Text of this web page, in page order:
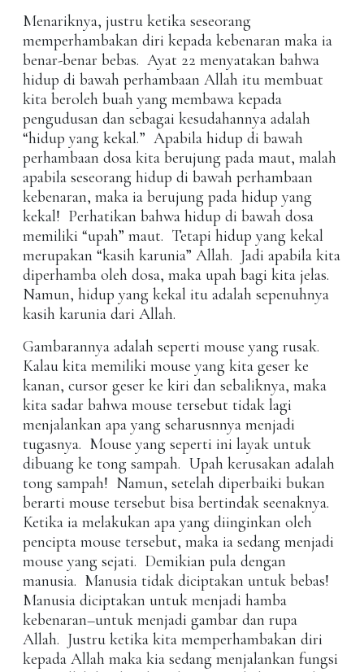
Menariknya, justru ketika seseorang
memperhambakan diri kepada kebenaran maka ia
benar-benar bebas. Ayat 22 menyatakan bahwa
hidup di bawah perhambaan Allah itu membuat
kita beroleh buah yang membawa kepada
pengudusan dan sebagai kesudahannya adalah
“hidup yang kekal.” Apabila hidup di bawah
perhambaan dosa kita berujung pada maut, malah
apabila seseorang hidup di bawah perhambaan
kebenaran, maka ia berujung pada hidup yang
kekal! Perhatikan bahwa hidup di bawah dosa
memiliki “upah” maut. Tetapi hidup yang kekal
merupakan “kasih karunia” Allah. Jadi apabila kita
diperhamba oleh dosa, maka upah bagi kita jelas.
Namun, hidup yang kekal itu adalah sepenuhnya
kasih karunia dari Allah.
Gambarannya adalah seperti mouse yang rusak.
Kalau kita memiliki mouse yang kita geser ke
kanan, cursor geser ke kiri dan sebaliknya, maka
kita sadar bahwa mouse tersebut tidak lagi
menjalankan apa yang seharusnnya menjadi
tugasnya. Mouse yang seperti ini layak untuk
dibuang ke tong sampah. Upah kerusakan adalah
tong sampah! Namun, setelah diperbaiki bukan
berarti mouse tersebut bisa bertindak seenaknya.
Ketika ia melakukan apa yang diinginkan oleh
pencipta mouse tersebut, maka ia sedang menjadi
mouse yang sejati. Demikian pula dengan
manusia. Manusia tidak diciptakan untuk bebas!
Manusia diciptakan untuk menjadi hamba
kebenaran–untuk menjadi gambar dan rupa
Allah. Justru ketika kita memperhambakan diri
kepada Allah maka kia sedang menjalankan fungsi